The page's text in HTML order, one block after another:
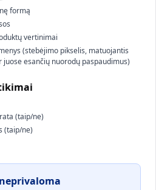
formą
vertinimai
(stebėjimo pikselis, matuojantis
esančių nuorodų paspaudimus)
(taip/ne)
(taip/ne)